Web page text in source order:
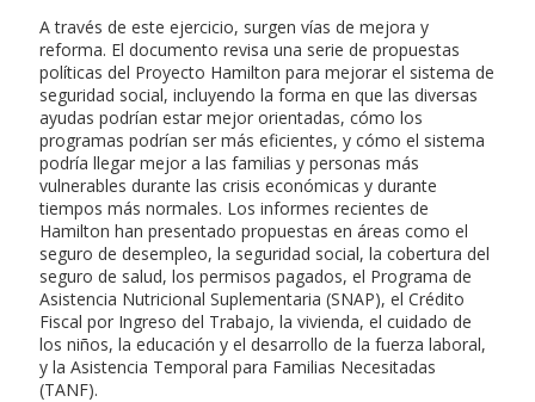
A través de este ejercicio, surgen vías de mejora y
reforma. El documento revisa una serie de propuestas
políticas del Proyecto Hamilton para mejorar el sistema de
seguridad social, incluyendo la forma en que las diversas
ayudas podrían estar mejor orientadas, cómo los
programas podrían ser más eficientes, y cómo el sistema
podría llegar mejor a las familias y personas más
vulnerables durante las crisis económicas y durante
tiempos más normales. Los informes recientes de
Hamilton han presentado propuestas en áreas como el
seguro de desempleo, la seguridad social, la cobertura del
seguro de salud, los permisos pagados, el Programa de
Asistencia Nutricional Suplementaria (SNAP), el Crédito
Fiscal por Ingreso del Trabajo, la vivienda, el cuidado de
los niños, la educación y el desarrollo de la fuerza laboral,
y la Asistencia Temporal para Familias Necesitadas
(TANF).